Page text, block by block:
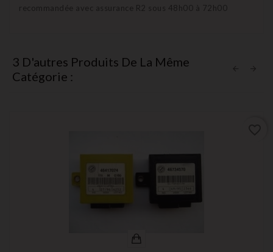
recommandée avec assurance R2 sous 48h00 à 72h00
3 D'autres Produits De La Même
Catégorie :